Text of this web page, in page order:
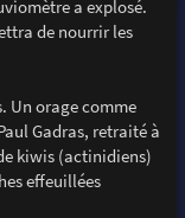
a explosé.
de nourrir les
Un orage comme
Gadras, retraité à
kiwis (actinidiens)
effeuillées